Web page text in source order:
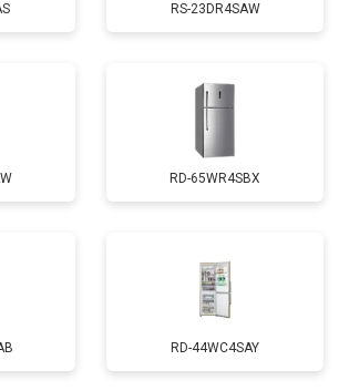
RS-23DR4SAW
RD-65WR4SBX
RD-44WC4SAY